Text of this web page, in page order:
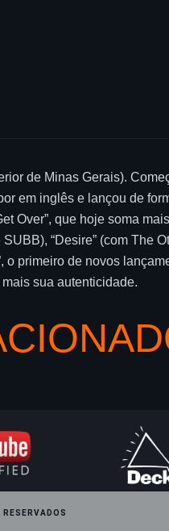
de Minas Gerais).
em inglês e lançou de
Over”, que hoje soma
“Desire” (com The
primeiro de novos
sua autenticidade.